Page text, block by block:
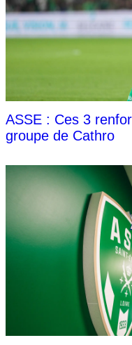
ASSE : Ces 3
groupe de Cathro